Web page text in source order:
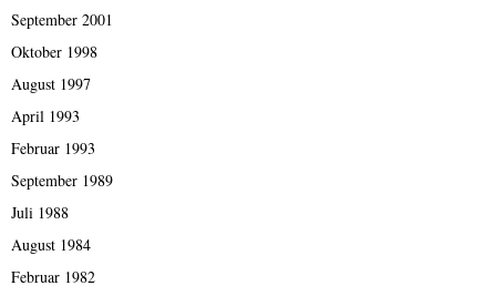
September 2001
Oktober 1998
August 1997
April 1993
Februar 1993
September 1989
Juli 1988
August 1984
Februar 1982